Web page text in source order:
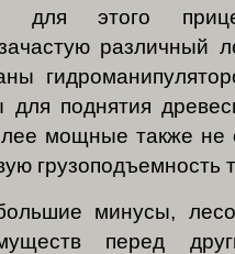
для этого
различный
для поднятия
мощные также не
грузоподъемность
минусы,
перед